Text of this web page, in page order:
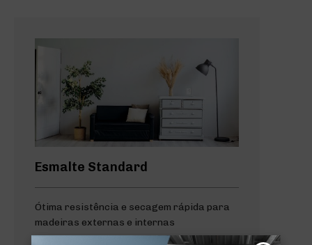
Esmalte Standard
Ótima resistência e secagem rápida para
madeiras externas e internas